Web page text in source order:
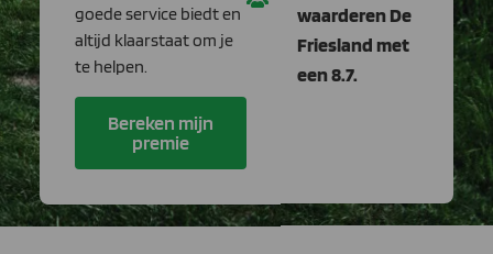
goede service biedt en
altijd klaarstaat om je
te helpen.
Bereken mijn
premie
waarderen De
Friesland met
een 8.7.